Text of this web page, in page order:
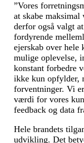
”Vores
at skabe
derfor også valgt
fordyrende
ejerskab over hele
mulige oplevelse,
konstant forbedre
ikke kun opfylder,
forventninger. Vi
værdi for vores
feedback og data
Hele brandets
udvikling. Det